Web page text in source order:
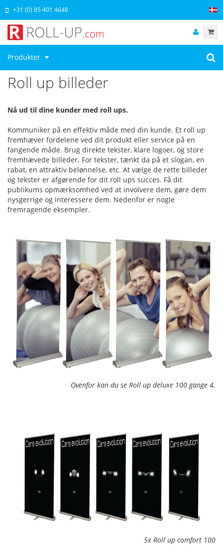
Produkter
+31 (0) 85 401 4648
Roll up billeder
Nå ud til dine kunder med roll ups.
Kommuniker på en effektiv måde med din kunde. Et roll up
fremhæver fordelene ved dit produkt eller service på en
fangende måde. Brug direkte tekster, klare logoer, og store
fremhævede billeder. For tekster, tænkt da på et slogan, en
rabat, en attraktiv belønnelse, etc. At vælge de rette billeder
og tekster er afgørende for dit roll ups succes. Få dit
publikums opmærksomhed ved at involvere dem, gøre dem
nysgerrige og interessere dem. Nedenfor er nogle
fremragende eksempler.
Ovenfor kan du se Roll up deluxe 100 gange 4.
5x Roll up comfort 100